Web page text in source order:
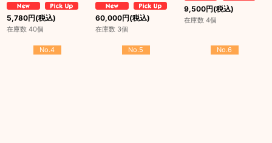
5,780円(税込)
在庫数 40個
60,000円(税込)
在庫数 3個
9,500円(税込)
在庫数 4個
No.4 No.5 No.6